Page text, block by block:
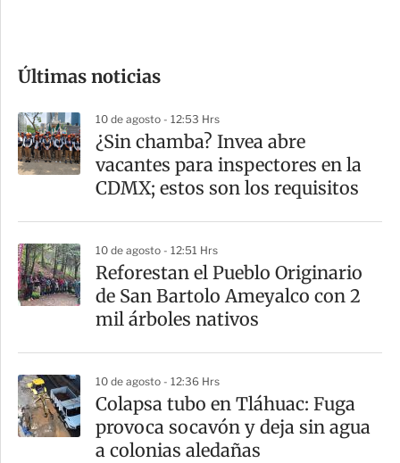
m
a
r
t
Últimas noticias
10 de agosto - 12:53 Hrs
¿Sin chamba? Invea abre
vacantes para inspectores en la
CDMX; estos son los requisitos
10 de agosto - 12:51 Hrs
Reforestan el Pueblo Originario
de San Bartolo Ameyalco con 2
mil árboles nativos
10 de agosto - 12:36 Hrs
Colapsa tubo en Tláhuac: Fuga
provoca socavón y deja sin agua
a colonias aledañas